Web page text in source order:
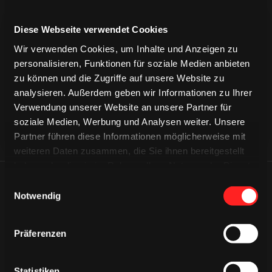
Diese Webseite verwendet Cookies
Wir verwenden Cookies, um Inhalte und Anzeigen zu
personalisieren, Funktionen für soziale Medien anbieten
zu können und die Zugriffe auf unsere Website zu
analysieren. Außerdem geben wir Informationen zu Ihrer
Verwendung unserer Website an unsere Partner für
soziale Medien, Werbung und Analysen weiter. Unsere
Partner führen diese Informationen möglicherweise mit
weiteren Daten zusammen, die Sie ihnen bereitgestellt
Notwendig
Präferenzen
CAPS & CO
CAPS & CO
CAPS & CO
ÄHNLICHE NEWS